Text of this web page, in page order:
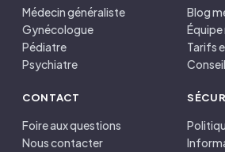
Médecin généraliste
Gynécologue
Pédiatre
Psychiatre
Blog
Tarifs
CONTACT
Foire aux questions
Nous contacter